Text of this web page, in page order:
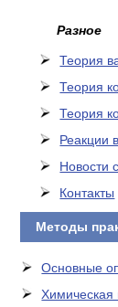
Разное
Теория
Теория
Теория
Реакции
Новости
Контакты
Методы
Основные
Химическая